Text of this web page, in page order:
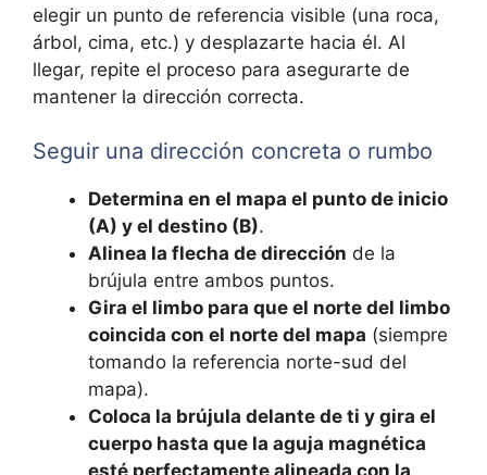
elegir un punto de referencia visible (una roca,
árbol, cima, etc.) y desplazarte hacia él. Al
llegar, repite el proceso para asegurarte de
mantener la dirección correcta.
Seguir una dirección concreta o rumbo
Determina en el mapa el punto de inicio
(A) y el destino (B).
Alinea la flecha de dirección de la
brújula entre ambos puntos.
Gira el limbo para que el norte del limbo
coincida con el norte del mapa (siempre
tomando la referencia norte-sud del
mapa).
Coloca la brújula delante de ti y gira el
cuerpo hasta que la aguja magnética